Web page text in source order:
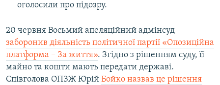
оголосили про підозру.
20 червня Восьмий апеляційний адмінсуд
заборонив діяльність політичної партії «Опозиційна
платформа – За життя». Згідно з рішенням суду, її
майно та кошти мають передати державі.
Співголова ОПЗЖ Юрій Бойко назвав це рішення